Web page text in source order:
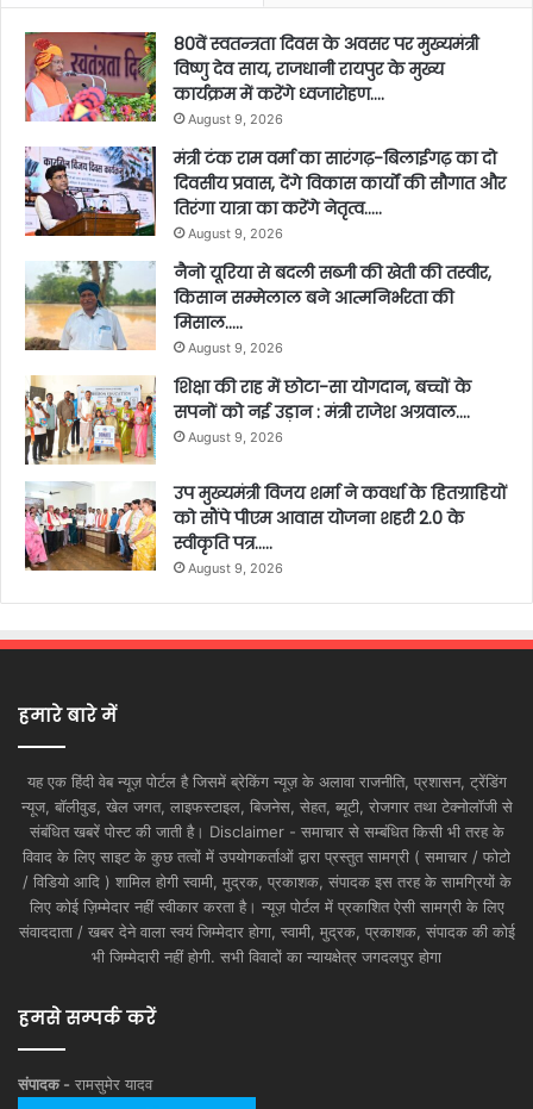
80वें स्वतन्त्रता दिवस के अवसर पर मुख्यमंत्री
विष्णु देव साय, राजधानी रायपुर के मुख्य
कार्यक्रम में करेंगे ध्वजारोहण….
August 9, 2026
मंत्री टंक राम वर्मा का सारंगढ़-बिलाईगढ़ का दो
दिवसीय प्रवास, देंगे विकास कार्यों की सौगात और
तिरंगा यात्रा का करेंगे नेतृत्व…..
August 9, 2026
नैनो यूरिया से बदली सब्जी की खेती की तस्वीर,
किसान सम्मेलाल बने आत्मनिर्भरता की
मिसाल…..
August 9, 2026
शिक्षा की राह में छोटा-सा योगदान, बच्चों के
सपनों को नई उड़ान : मंत्री राजेश अग्रवाल….
August 9, 2026
उप मुख्यमंत्री विजय शर्मा ने कवर्धा के हितग्राहियों
को सौंपे पीएम आवास योजना शहरी 2.0 के
स्वीकृति पत्र…..
August 9, 2026
हमारे बारे में
यह एक हिंदी वेब न्यूज़ पोर्टल है जिसमें ब्रेकिंग न्यूज़ के अलावा राजनीति, प्रशासन, ट्रेंडिंग
न्यूज, बॉलीवुड, खेल जगत, लाइफस्टाइल, बिजनेस, सेहत, ब्यूटी, रोजगार तथा टेक्नोलॉजी से
संबंधित खबरें पोस्ट की जाती है। Disclaimer - समाचार से सम्बंधित किसी भी तरह के
विवाद के लिए साइट के कुछ तत्वों में उपयोगकर्ताओं द्वारा प्रस्तुत सामग्री ( समाचार / फोटो
/ विडियो आदि ) शामिल होगी स्वामी, मुद्रक, प्रकाशक, संपादक इस तरह के सामग्रियों के
लिए कोई ज़िम्मेदार नहीं स्वीकार करता है। न्यूज़ पोर्टल में प्रकाशित ऐसी सामग्री के लिए
संवाददाता / खबर देने वाला स्वयं जिम्मेदार होगा, स्वामी, मुद्रक, प्रकाशक, संपादक की कोई
भी जिम्मेदारी नहीं होगी. सभी विवादों का न्यायक्षेत्र जगदलपुर होगा
हमसे सम्पर्क करें
संपादक - रामसुमेर यादव